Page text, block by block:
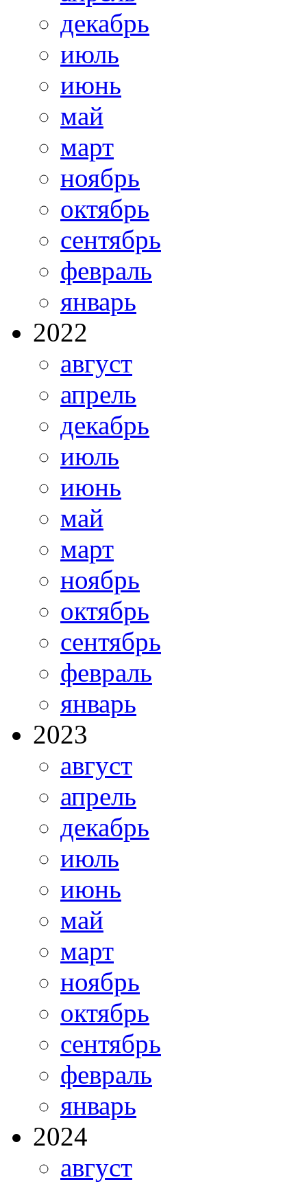
декабрь
июль
июнь
май
март
ноябрь
октябрь
сентябрь
февраль
январь
2022
август
апрель
декабрь
июль
июнь
май
март
ноябрь
октябрь
сентябрь
февраль
январь
2023
август
апрель
декабрь
июль
июнь
май
март
ноябрь
октябрь
сентябрь
февраль
январь
2024
август